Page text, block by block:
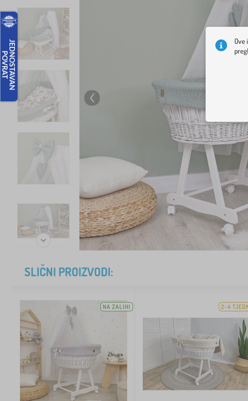
SLIČNI PROIZVODI:
NA ZALIHI 2-4